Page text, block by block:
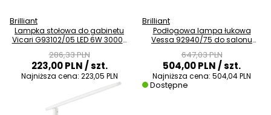
Brilliant
Lampka stołowa do gabinetu
Vicari G93102/05 LED 6W 3000-
286,33 PLN
223,00 PLN/ szt.
Najniższa cena: 223,05 PLN
Brilliant
Podłogowa lampa łukowa
Vessa 92940/75 do salonu
647,03 PLN
504,00 PLN/ szt.
Najniższa cena: 504,04 PLN
Dostępne